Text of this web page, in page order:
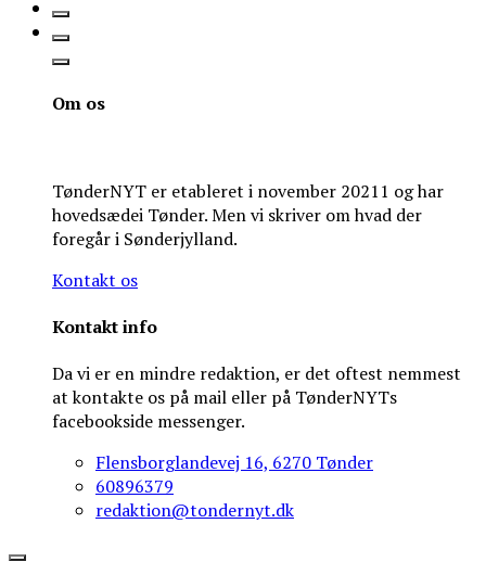
Om os
TønderNYT er etableret i november 20211 og har
hovedsædei Tønder. Men vi skriver om hvad der
foregår i Sønderjylland.
Kontakt os
Kontakt info
Da vi er en mindre redaktion, er det oftest nemmest
at kontakte os på mail eller på TønderNYTs
facebookside messenger.
Flensborglandevej 16, 6270 Tønder
60896379
redaktion@tondernyt.dk